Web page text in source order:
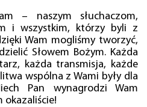
– naszym słuchaczom,
i wszystkim, którzy byli z
Wam mogliśmy tworzyć,
Słowem Bożym. Każda
każda transmisja, każde
wspólna z Wami były dla
Pan wynagrodzi Wam
okazaliście!